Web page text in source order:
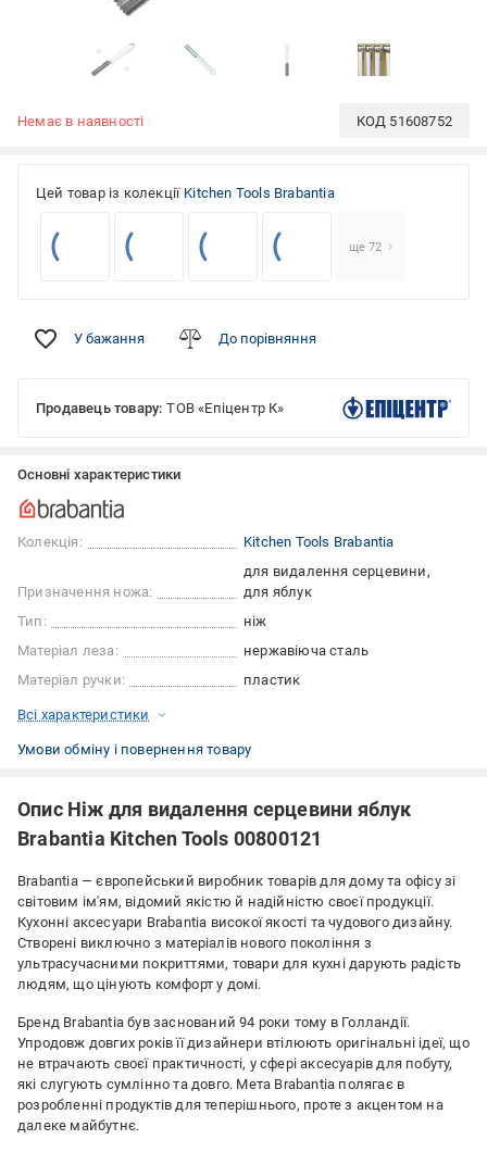
Немає в наявності КОД 51608752
Цей товар із колекції Kitchen Tools Brabantia
ще 72
У бажання До порівняння
Продавець товару: ТОВ «Епіцентр К»
Основні характеристики
Колекція: Kitchen Tools Brabantia
Призначення ножа:
для видалення серцевини
для яблук
Тип:
ніж
Матеріал леза:
нержавіюча сталь
Матеріал ручки:
пластик
Всі характеристики
Умови обміну і повернення товару
Опис Ніж для видалення серцевини яблук
Brabantia Kitchen Tools 00800121
Brabantia — європейський виробник товарів для дому та офісу зі
світовим ім'ям, відомий якістю й надійністю своєї продукції.
Кухонні аксесуари Brabantia високої якості та чудового дизайну.
Створені виключно з матеріалів нового покоління з
ультрасучасними покриттями, товари для кухні дарують радість
людям, що цінують комфорт у домі.
Бренд Brabantia був заснований 94 роки тому в Голландії.
Упродовж довгих років її дизайнери втілюють оригінальні ідеї, що
не втрачають своєї практичності, у сфері аксесуарів для побуту,
які слугують сумлінно та довго. Мета Brabantia полягає в
розробленні продуктів для теперішнього, проте з акцентом на
далеке майбутнє.